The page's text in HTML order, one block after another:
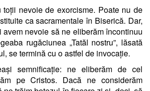
nevoie de exorcisme. Poate nu de
ca sacramentale în Biserică. Dar,
avem nevoie să ne eliberăm încontinuu
rugăciunea „Tatăl nostru”, lăsată
se termină cu o astfel de invocație.
semnificație: ne eliberăm de cel
pe Cristos. Dacă ne considerăm